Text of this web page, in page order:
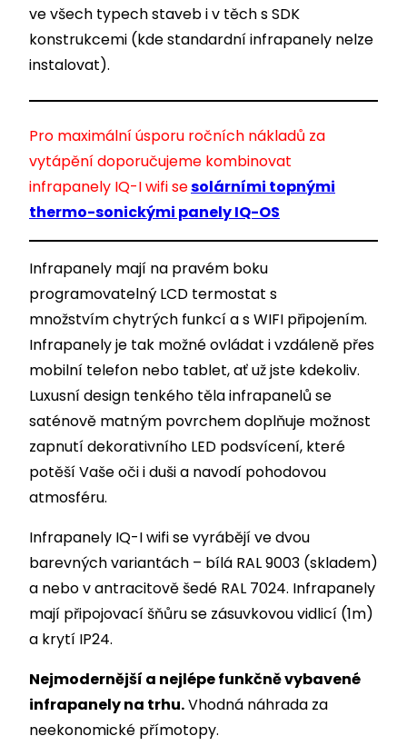
ve všech typech staveb i v těch s SDK
konstrukcemi (kde standardní infrapanely nelze
instalovat).
Pro maximální úsporu ročních nákladů za
vytápění doporučujeme kombinovat
infrapanely IQ-I wifi sesolárními topnými
thermo-sonickými panely IQ-OS
Infrapanely mají na pravém boku
programovatelný LCD termostat s
množstvím chytrých funkcí a s WIFI připojením.
Infrapanely je tak možné ovládat i vzdáleně přes
mobilní telefon nebo tablet, ať už jste kdekoliv.
Luxusní design tenkého těla infrapanelů se
saténově matným povrchem doplňuje možnost
zapnutí dekorativního LED podsvícení, které
potěší Vaše oči i duši a navodí pohodovou
atmosféru.
Infrapanely IQ-I wifi se vyrábějí ve dvou
barevných variantách – bílá RAL 9003 (skladem)
a nebo v antracitově šedé RAL 7024. Infrapanely
mají připojovací šňůru se zásuvkovou vidlicí (1m)
a krytí IP24.
Nejmodernější a nejlépe funkčně vybavené
infrapanely na trhu.Vhodná náhrada za
neekonomické přímotopy.